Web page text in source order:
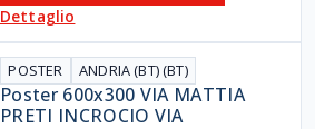
Dettaglio
POSTER ANDRIA (BT) (BT)
Poster 600x300 VIA MATTIA
PRETI INCROCIO VIA